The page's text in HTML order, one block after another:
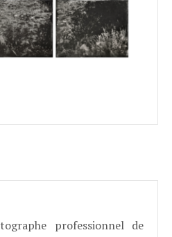
professionnel de